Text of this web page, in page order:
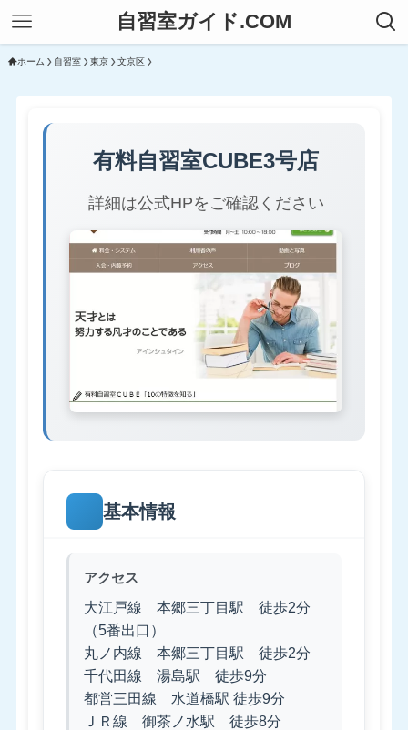
自習室ガイド.COM
ホーム 自習室 東京 文京区
有料自習室CUBE3号店
詳細は公式HPをご確認ください
基本情報
アクセス
大江戸線 本郷三丁目駅 徒歩2分
（5番出口）
丸ノ内線 本郷三丁目駅 徒歩2分
千代田線 湯島駅 徒歩9分
都営三田線 水道橋駅 徒歩9分
ＪＲ線 御茶ノ水駅 徒歩8分